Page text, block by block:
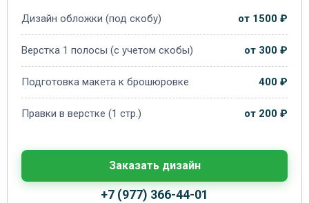
Дизайн обложки (под скобу) от 1500 ₽
Верстка 1 полосы (с учетом скобы) от 300 ₽
Подготовка макета к брошюровке 400 ₽
Правки в верстке (1 стр.) от 200 ₽
Заказать дизайн
+7 (977) 366-44-01